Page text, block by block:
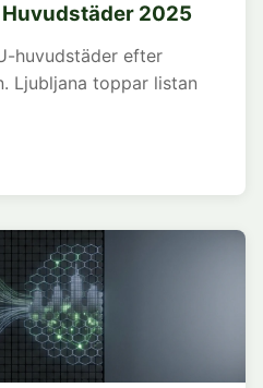
2025
huvudstäder efter
Ljubljana toppar listan